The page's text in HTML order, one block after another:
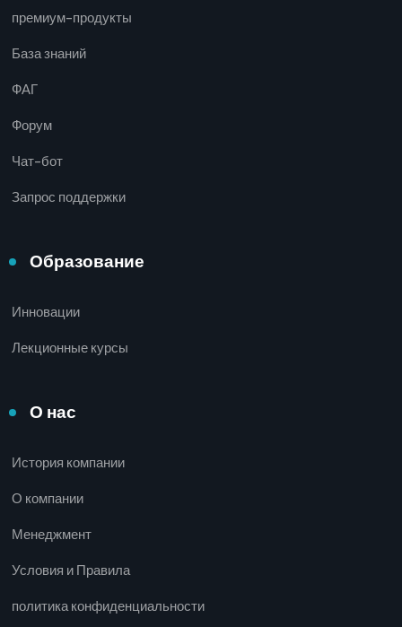
премиум-продукты
База знаний
ФАГ
Форум
Чат-бот
Запрос поддержки
Образование
Инновации
Лекционные курсы
О нас
История компании
О компании
Менеджмент
Условия и Правила
политика конфиденциальности